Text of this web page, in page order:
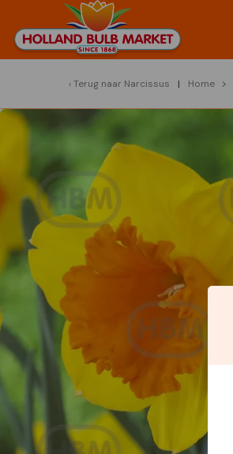
Terug naar Narcissus Home